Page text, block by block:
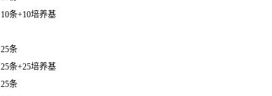
10条+10培养基
25条
25条+25培养基
25条